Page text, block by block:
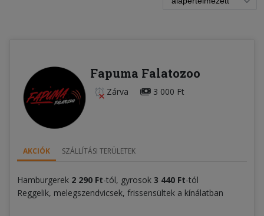
Fapuma Falatozoo
Zárva 3 000 Ft
AKCIÓK SZÁLLÍTÁSI TERÜLETEK
Hamburgerek 2 290 Ft-tól, gyrosok 3 440 Ft-tól
Reggelik, melegszendvicsek, frissensültek a kínálatban